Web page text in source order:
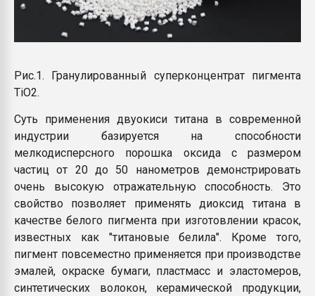
Рис.1. Гранулированный суперконцентрат пигмента
TiO2.
Суть применения двуокиси титана в современной
индустрии базируется на способности
мелкодисперсного порошка оксида с размером
частиц от 20 до 50 нанометров демонстрировать
очень высокую отражательную способность. Это
свойство позволяет применять диоксид титана в
качестве белого пигмента при изготовлении красок,
известных как "титановые белила". Кроме того,
пигмент повсеместно применяется при производстве
эмалей, окраске бумаги, пластмасс и эластомеров,
синтетических волокон, керамической продукции,